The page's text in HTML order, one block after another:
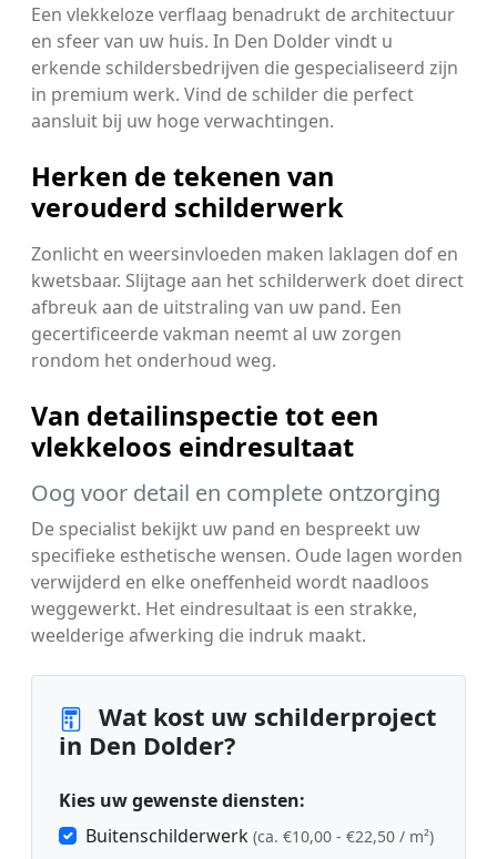
Een vlekkeloze verflaag benadrukt de architectuur
en sfeer van uw huis. In Den Dolder vindt u
erkende schildersbedrijven die gespecialiseerd zijn
in premium werk. Vind de schilder die perfect
aansluit bij uw hoge verwachtingen.
Herken de tekenen van
verouderd schilderwerk
Zonlicht en weersinvloeden maken laklagen dof en
kwetsbaar. Slijtage aan het schilderwerk doet direct
afbreuk aan de uitstraling van uw pand. Een
gecertificeerde vakman neemt al uw zorgen
rondom het onderhoud weg.
Van detailinspectie tot een
vlekkeloos eindresultaat
Oog voor detail en complete ontzorging
De specialist bekijkt uw pand en bespreekt uw
specifieke esthetische wensen. Oude lagen worden
verwijderd en elke oneffenheid wordt naadloos
weggewerkt. Het eindresultaat is een strakke,
weelderige afwerking die indruk maakt.
Wat kost uw schilderproject
in Den Dolder?
Kies uw gewenste diensten:
Buitenschilderwerk (ca. €10,00 - €22,50 / m²)